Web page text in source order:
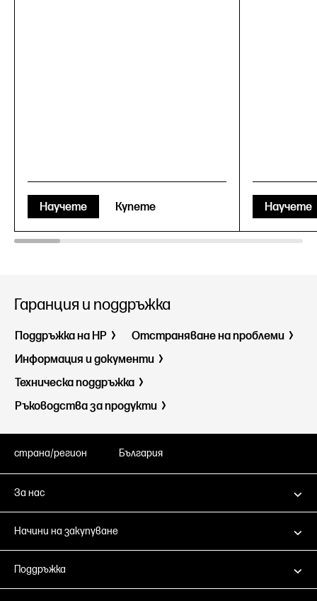
Научете Купете Научете
Гаранция и поддръжка
Поддръжка на HP
Отстраняване на проблеми
Информация и документи
Техническа поддръжка
Ръководства за продукти
страна/регион България
За нас
Начини на закупуване
Поддръжка